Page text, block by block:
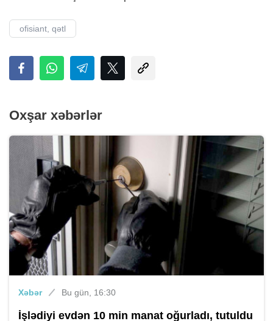
ofisiant, qətl
Oxşar xəbərlər
Xəbər Bu gün, 16:30
İşlədiyi evdən 10 min manat oğurladı, tutuldu